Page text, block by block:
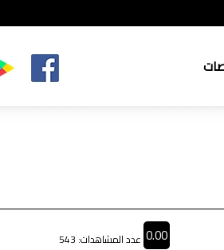
0.00 عدد المشاهدات: 543